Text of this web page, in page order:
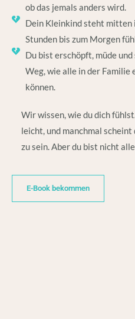
ob das jemals anders wird.
Dein Kleinkind steht mitten
Stunden bis zum Morgen
Du bist erschöpft, müde
Weg, wie alle in der Familie
können.
Wir wissen, wie du dich
leicht, und manchmal
zu sein. Aber du bist nicht
E-Book bekommen